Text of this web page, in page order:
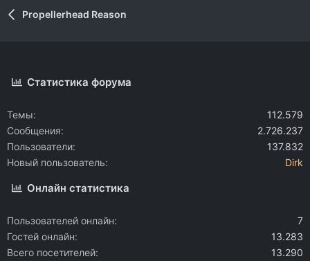
Propellerhead Reason
Статистика форума
Темы
112.579
Сообщения
2.726.237
Пользователи
137.832
Новый пользователь
Dirk
Онлайн статистика
Пользователей онлайн
7
Гостей онлайн
13.283
Всего посетителей
13.290